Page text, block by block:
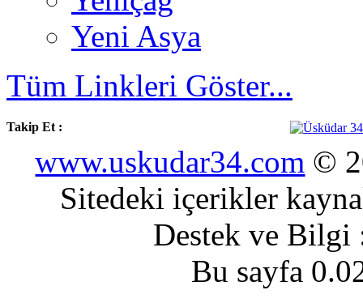
Yeni Asya
Tüm Linkleri Göster...
Takip Et :
www.uskudar34.com ©
Sitedeki içerikler
Destek ve
Bu sayfa